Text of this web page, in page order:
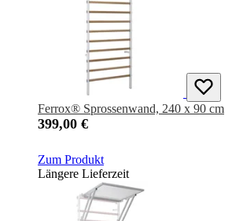
Ferrox® Sprossenwand, 240 x 90 cm
399,00 €
Zum Produkt
Längere Lieferzeit